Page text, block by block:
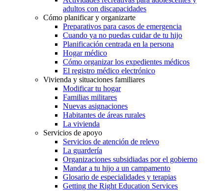
adultos con discapacidades
Cómo planificar y organizarte
Preparativos para casos de emergencia
Cuando ya no puedas cuidar de tu hijo
Planificación centrada en la persona
Hogar médico
Cómo organizar los expedientes médicos
El registro médico electrónico
Vivienda y situaciones familiares
Modificar tu hogar
Familias militares
Nuevas asignaciones
Habitantes de áreas rurales
La vivienda
Servicios de apoyo
Servicios de atención de relevo
La guardería
Organizaciones subsidiadas por el gobierno
Mandar a tu hijo a un campamento
Glosario de especialidades y terapias
Getting the Right Education Services